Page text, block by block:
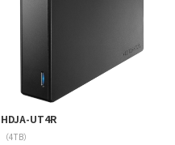
HDJA-UT4R
（4TB）